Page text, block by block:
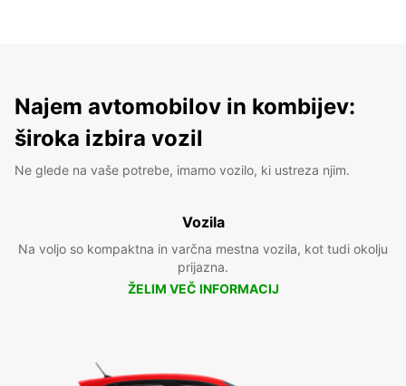
Najem avtomobilov in kombijev:
široka izbira vozil
Ne glede na vaše potrebe, imamo vozilo, ki ustreza njim.
Vozila
Na voljo so kompaktna in varčna mestna vozila, kot tudi okolju
prijazna.
ŽELIM VEČ INFORMACIJ